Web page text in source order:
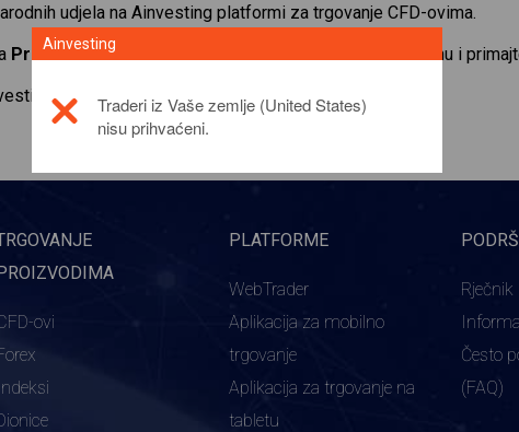
udjela na Ainvesting platformi za trgovanje CFD-ovima.
Procter & Gamble
. Primajte kotacije u stvarnom vremenu i
proizvodu, click here
ovi
PLATFORME
WebTrader
Aplikacija za mobilno
trgovanje
Aplikacija za trgovanje na
tabletu
Rječnik
Često
(FAQ)
Ainvesting
Traderi iz Vaše zemlje (United States)
nisu prihvaćeni.